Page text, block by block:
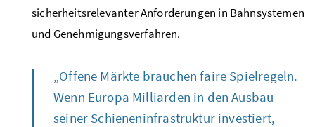
sicherheitsrelevanter Anforderungen in Bahnsystemen
und Genehmigungsverfahren.
„Offene Märkte brauchen faire Spielregeln.
Wenn Europa Milliarden in den Ausbau
seiner Schieneninfrastruktur investiert,